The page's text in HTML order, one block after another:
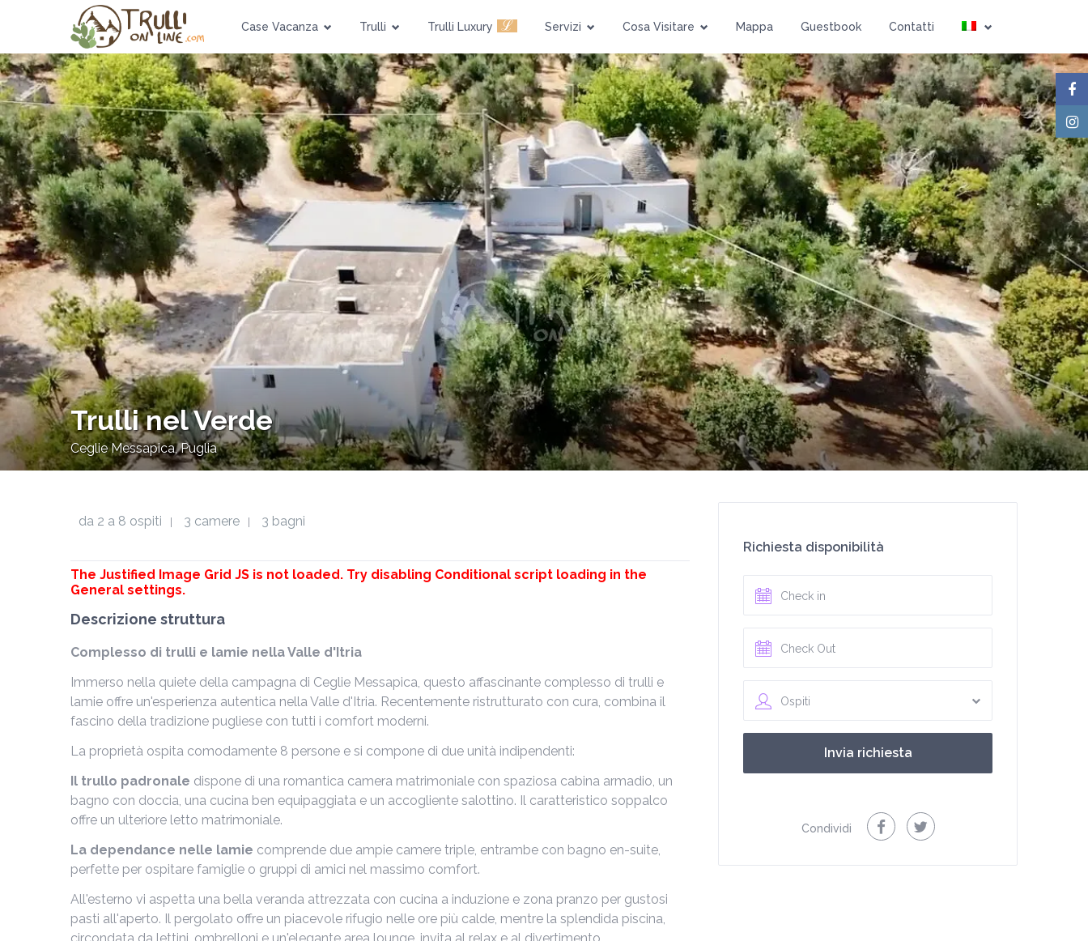
Case Vacanza Trulli Trulli Luxury ℒ Servizi Cosa Visitare Mappa Guestbook Contatti
Trulli nel Verde
Ceglie Messapica, Puglia
da 2 a 8 ospiti 3 camere 3 bagni
The Justified Image Grid JS is not loaded. Try disabling Conditional script loading in the
General settings.
Descrizione struttura
Complesso di trulli e lamie nella Valle d'Itria
Immerso nella quiete della campagna di Ceglie Messapica, questo affascinante complesso di trulli e
lamie offre un'esperienza autentica nella Valle d'Itria. Recentemente ristrutturato con cura, combina il
fascino della tradizione pugliese con tutti i comfort moderni.
La proprietà ospita comodamente 8 persone e si compone di due unità indipendenti:
Il trullo padronale dispone di una romantica camera matrimoniale con spaziosa cabina armadio, un
bagno con doccia, una cucina ben equipaggiata e un accogliente salottino. Il caratteristico soppalco
offre un ulteriore letto matrimoniale.
La dependance nelle lamie comprende due ampie camere triple, entrambe con bagno en-suite,
perfette per ospitare famiglie o gruppi di amici nel massimo comfort.
All'esterno vi aspetta una bella veranda attrezzata con cucina a induzione e zona pranzo per gustosi
pasti all'aperto. Il pergolato offre un piacevole rifugio nelle ore più calde, mentre la splendida piscina,
Richiesta disponibilità
Ospiti
Condividi